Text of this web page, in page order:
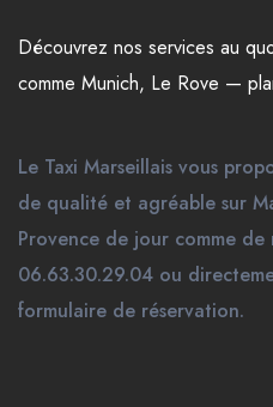
Découvrez nos services au
comme Munich, Le Rove —
Le Taxi Marseillais vous
de qualité et agréable sur
Provence de jour comme de
06.63.30.29.04 ou
formulaire de réservation.